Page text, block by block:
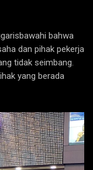
bahwa
dan pihak pekerja
tidak seimbang.
yang berada